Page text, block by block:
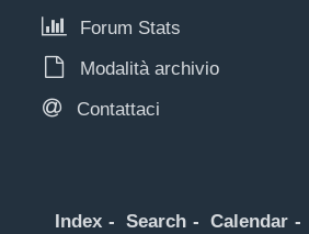
Forum Stats
Modalità archivio
Contattaci
Index Search Calendar